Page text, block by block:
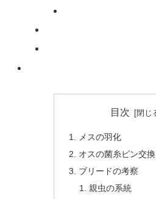
目次
メスの羽化
オスの菌糸ビン交換
ブリードの考察
親虫の系統